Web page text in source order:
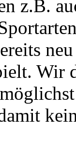
z.B.
Wir